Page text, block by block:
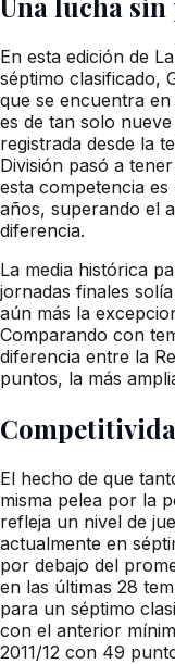
En esta edición de
séptimo clasificado,
que se encuentra
es de tan solo
registrada desde la
División pasó a
esta competencia
años, superando el
diferencia.
La media histórica
jornadas finales
aún más la
Comparando con
diferencia entre la
puntos, la más
El hecho de que
misma pelea por la
refleja un nivel de
actualmente en
por debajo del
en las últimas 28
para un séptimo
con el anterior
2011/12 con 49